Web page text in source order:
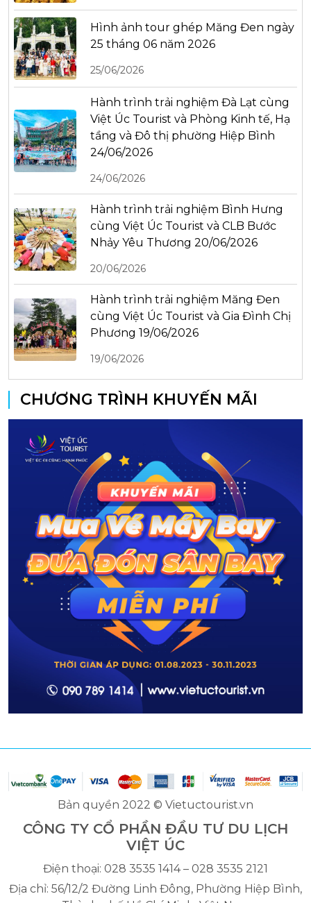
Hình ảnh tour ghép Măng Đen ngày
25 tháng 06 năm 2026
25/06/2026
Hành trình trải nghiệm Đà Lạt cùng
Việt Úc Tourist và Phòng Kinh tế, Hạ
tầng và Đô thị phường Hiệp Bình
24/06/2026
24/06/2026
Hành trình trải nghiệm Bình Hưng
cùng Việt Úc Tourist và CLB Bước
Nhảy Yêu Thương 20/06/2026
20/06/2026
Hành trình trải nghiệm Măng Đen
cùng Việt Úc Tourist và Gia Đình Chị
Phương 19/06/2026
19/06/2026
CHƯƠNG TRÌNH KHUYẾN MÃI
Bản quyền 2022 © Vietuctourist.vn
CÔNG TY CỔ PHẦN ĐẦU TƯ DU LỊCH
VIỆT ÚC
Điện thoại: 028 3535 1414 – 028 3535 2121
Địa chỉ: 56/12/2 Đường Linh Đông, Phường Hiệp Bình,